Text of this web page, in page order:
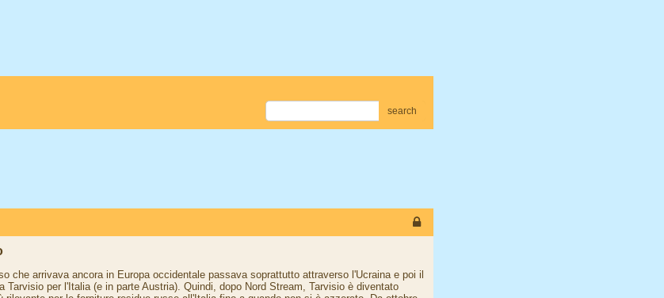
search
che arrivava ancora in Europa occidentale passava soprattutto attraverso l'Ucraina e poi il
Tarvisio per l'Italia (e in parte Austria). Quindi, dopo Nord Stream, Tarvisio è diventato